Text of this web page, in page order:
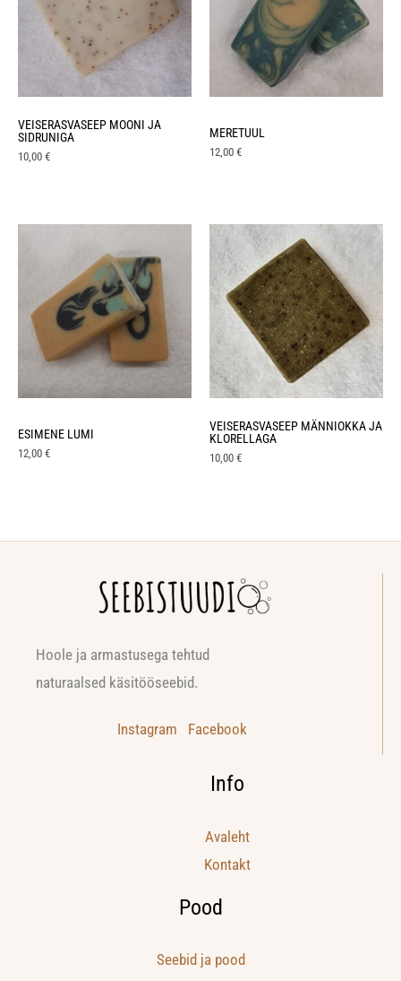
VEISERASVASEEP MOONI JA
SIDRUNIGA
10,00 €
MERETUUL
12,00 €
ESIMENE LUMI
12,00 €
VEISERASVASEEP MÄNNIOKKA JA
KLORELLAGA
10,00 €
Hoole ja armastusega tehtud
naturaalsed käsitööseebid.
Instagram Facebook
Info
Avaleht
Kontakt
Pood
Seebid ja pood